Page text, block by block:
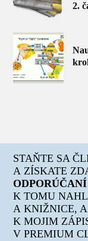
2.
STAŇTE SA
A ZÍSKATE
K TOMU
A KNIŽNICE,
K MOJIM
V PREMIUM